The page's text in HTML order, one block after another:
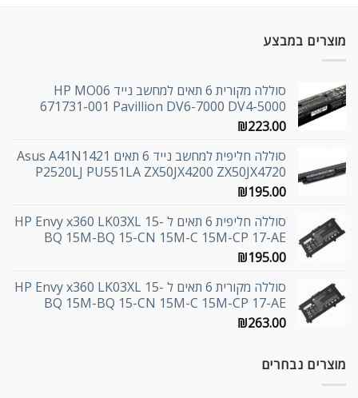
מוצרים במבצע
סוללה מקורית 6 תאים למחשב נייד HP MO06
671731-001 Pavillion DV6-7000 DV4-5000
₪223.00
סוללה חליפית למחשב נייד 6 תאים Asus A41N1421
P2520LJ PU551LA ZX50JX4200 ZX50JX4720
₪195.00
סוללה חליפית 6 תאים ל HP Envy x360 LK03XL 15-
BQ 15M-BQ 15-CN 15M-C 15M-CP 17-AE
₪195.00
סוללה מקורית 6 תאים ל HP Envy x360 LK03XL 15-
BQ 15M-BQ 15-CN 15M-C 15M-CP 17-AE
₪263.00
מוצרים נבחרים